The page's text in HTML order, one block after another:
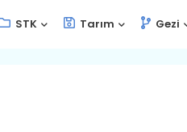
STK Tarım Gezi